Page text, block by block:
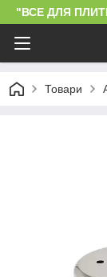
"ВСЕ ДЛЯ
Товари